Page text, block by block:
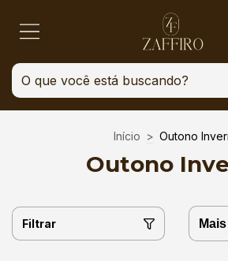
Início > Outono
Outono
Filtrar